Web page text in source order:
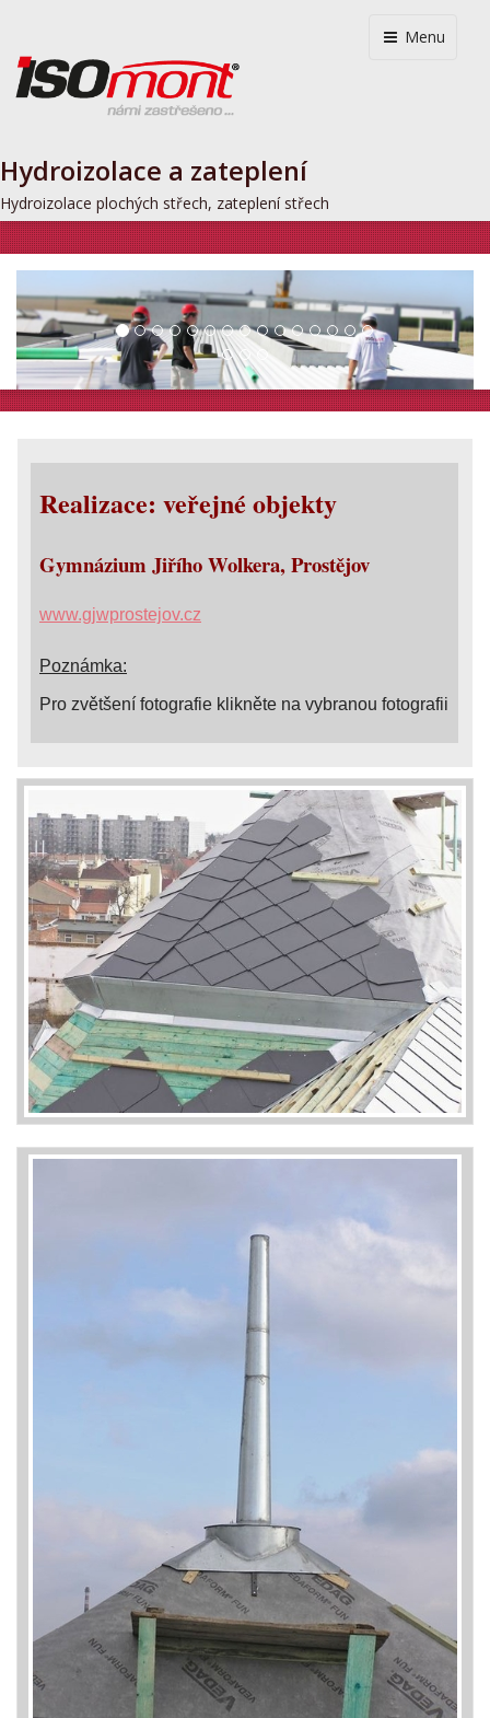
Menu
Hydroizolace a zateplení
Hydroizolace plochých střech, zateplení střech
Realizace: veřejné objekty
Gymnázium Jiřího Wolkera, Prostějov
www.gjwprostejov.cz
Poznámka:
Pro zvětšení fotografie klikněte na vybranou fotografii